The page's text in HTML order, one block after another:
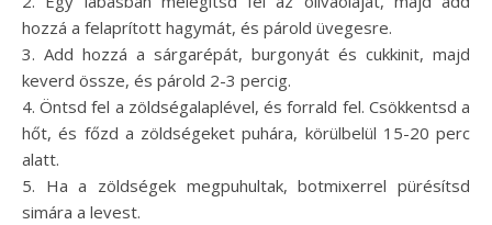
hozzá a felaprított hagymát, és párold üvegesre.
3. Add hozzá a sárgarépát, burgonyát és cukkinit, majd
keverd össze, és párold 2-3 percig.
4. Öntsd fel a zöldségalaplével, és forrald fel. Csökkentsd a
hőt, és főzd a zöldségeket puhára, körülbelül 15-20 perc
alatt.
5. Ha a zöldségek megpuhultak, botmixerrel pürésítsd
simára a levest.